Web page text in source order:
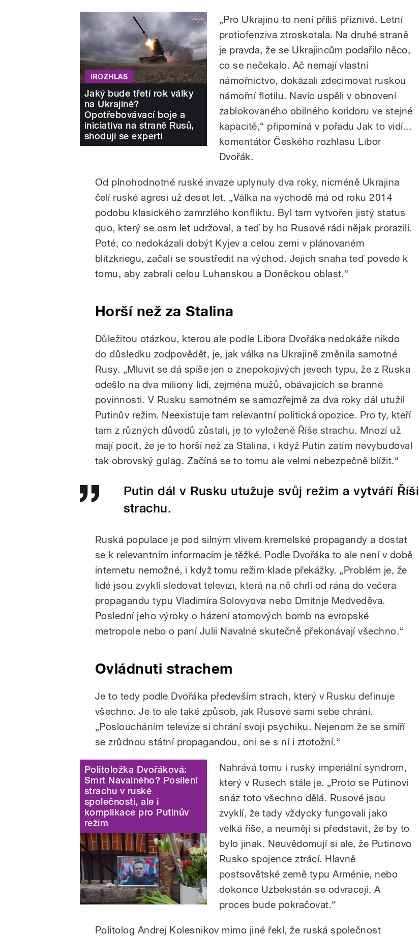
IROZHLAS
Jaký bude třetí rok války
na Ukrajině?
Opotřebovávací boje a
iniciativa na straně Rusů,
shodují se experti
„Pro Ukrajinu to není příliš příznivé. Letní
protiofenziva ztroskotala. Na druhé straně
je pravda, že se Ukrajincům podařilo něco,
co se nečekalo. Ač nemají vlastní
námořnictvo, dokázali zdecimovat ruskou
námořní flotilu. Navíc uspěli v obnovení
zablokovaného obilného koridoru ve stejné
kapacitě,“ připomíná v pořadu Jak to vidí...
komentátor Českého rozhlasu Libor
Dvořák.
Od plnohodnotné ruské invaze uplynuly dva roky, nicméně Ukrajina
čelí ruské agresi už deset let. „Válka na východě má od roku 2014
podobu klasického zamrzlého konfliktu. Byl tam vytvořen jistý status
quo, který se osm let udržoval, a teď by ho Rusové rádi nějak prorazili.
Poté, co nedokázali dobýt Kyjev a celou zemi v plánovaném
blitzkriegu, začali se soustředit na východ. Jejich snaha teď povede k
tomu, aby zabrali celou Luhanskou a Doněckou oblast.“
Horší než za Stalina
Důležitou otázkou, kterou ale podle Libora Dvořáka nedokáže nikdo
do důsledku zodpovědět, je, jak válka na Ukrajině změnila samotné
Rusy. „Mluvit se dá spíše jen o znepokojivých jevech typu, že z Ruska
odešlo na dva miliony lidí, zejména mužů, obávajících se branné
povinnosti. V Rusku samotném se samozřejmě za dva roky dál utužil
Putinův režim. Neexistuje tam relevantní politická opozice. Pro ty, kteří
tam z různých důvodů zůstali, je to vyloženě Říše strachu. Mnozí už
mají pocit, že je to horší než za Stalina, i když Putin zatím nevybudoval
tak obrovský gulag. Začíná se to tomu ale velmi nebezpečně blížit.“
Putin dál v Rusku utužuje svůj režim a vytváří Říši
strachu.
Ruská populace je pod silným vlivem kremelské propagandy a dostat
se k relevantním informacím je těžké. Podle Dvořáka to ale není v době
internetu nemožné, i když tomu režim klade překážky. „Problém je, že
lidé jsou zvyklí sledovat televizi, která na ně chrlí od rána do večera
propagandu typu Vladimíra Solovyova nebo Dmitrije Medveděva.
Poslední jeho výroky o házení atomových bomb na evropské
metropole nebo o paní Julii Navalné skutečně překonávají všechno.“
Ovládnuti strachem
Je to tedy podle Dvořáka především strach, který v Rusku definuje
všechno. Je to ale také způsob, jak Rusové sami sebe chrání.
„Posloucháním televize si chrání svoji psychiku. Nejenom že se smíří
se zrůdnou státní propagandou, oni se s ní i ztotožní.“
Politoložka Dvořáková:
Smrt Navalného? Posílení
strachu v ruské
společnosti, ale i
komplikace pro Putinův
režim
Nahrává tomu i ruský imperiální syndrom,
který v Rusech stále je. „Proto se Putinovi
snáz toto všechno dělá. Rusové jsou
zvyklí, že tady vždycky fungovali jako
velká říše, a neumějí si představit, že by to
bylo jinak. Neuvědomují si ale, že Putinovo
Rusko spojence ztrácí. Hlavně
postsovětské země typu Arménie, nebo
dokonce Uzbekistán se odvracejí. A
proces bude pokračovat.“
Politolog Andrej Kolesnikov mimo jiné řekl, že ruská společnost